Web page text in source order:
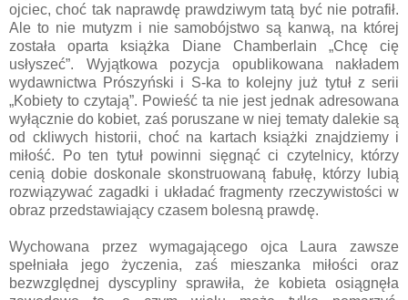
ojciec, choć tak naprawdę prawdziwym tatą być nie potrafił.
Ale to nie mutyzm i nie samobójstwo są kanwą, na której
została oparta książka Diane Chamberlain „Chcę cię
usłyszeć”. Wyjątkowa pozycja opublikowana nakładem
wydawnictwa Prószyński i S-ka to kolejny już tytuł z serii
„Kobiety to czytają”. Powieść ta nie jest jednak adresowana
wyłącznie do kobiet, zaś poruszane w niej tematy dalekie są
od ckliwych historii, choć na kartach książki znajdziemy i
miłość. Po ten tytuł powinni sięgnąć ci czytelnicy, którzy
cenią dobie doskonale skonstruowaną fabułę, którzy lubią
rozwiązywać zagadki i układać fragmenty rzeczywistości w
obraz przedstawiający czasem bolesną prawdę.
Wychowana przez wymagającego ojca Laura zawsze
spełniała jego życzenia, zaś mieszanka miłości oraz
bezwzględnej dyscypliny sprawiła, że kobieta osiągnęła